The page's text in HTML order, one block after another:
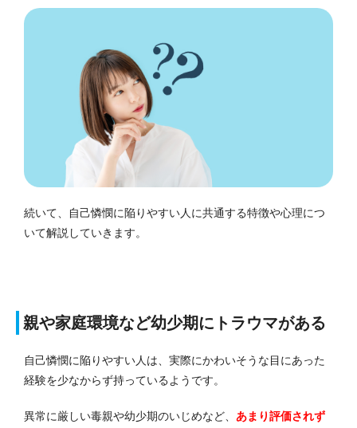
続いて、自己憐憫に陥りやすい人に共通する特徴や心理につ
いて解説していきます。
親や家庭環境など幼少期にトラウマがある
自己憐憫に陥りやすい人は、実際にかわいそうな目にあった
経験を少なからず持っているようです。
異常に厳しい毒親や幼少期のいじめなど、 あまり評価されず